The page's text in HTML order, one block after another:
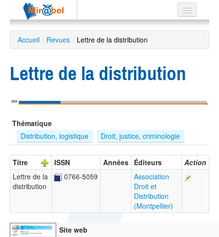
Le réseau
Soutien
Listes
Recherche
avancée
EN
ES
?
Accueil / Revues / Lettre de la distribution
Lettre de la distribution
2009
Thématique
Distribution, logistique
Droit, justice, criminologie
Titre ISSN Années Éditeurs
Action
Lettre de la
distribution
0766-5059
Association
Droit et
Distribution
(Montpellier)
Site web